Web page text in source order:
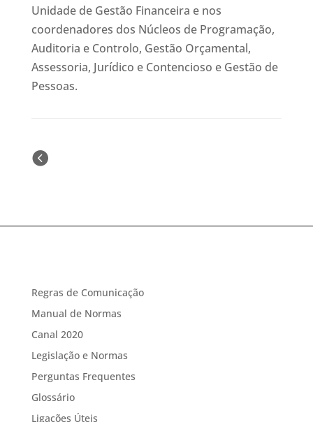
Unidade de Gestão Financeira e nos
coordenadores dos Núcleos de Programação,
Auditoria e Controlo, Gestão Orçamental,
Assessoria, Jurídico e Contencioso e Gestão de
Pessoas.
« Older Entries
Regras de Comunicação
Manual de Normas
Canal 2020
Legislação e Normas
Perguntas Frequentes
Glossário
Ligações Úteis